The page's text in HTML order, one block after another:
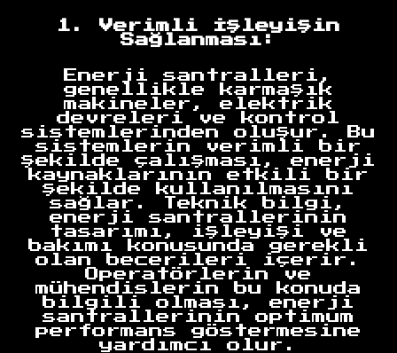
1. Verimli İşleyişin
Sağlanması:
Enerji santralleri,
genellikle karmaşık
makineler, elektrik
devreleri ve kontrol
sistemlerinden oluşur. Bu
sistemlerin verimli bir
şekilde çalışması, enerji
kaynaklarının etkili bir
şekilde kullanılmasını
sağlar. Teknik bilgi,
enerji santrallerinin
tasarımı, işleyişi ve
bakımı konusunda gerekli
olan becerileri içerir.
Operatörlerin ve
mühendislerin bu konuda
bilgili olması, enerji
santrallerinin optimum
performans göstermesine
yardımcı olur.